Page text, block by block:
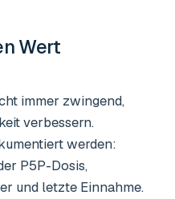
Wert
immer zwingend,
verbessern.
werden:
P5P-Dosis,
und letzte Einnahme.